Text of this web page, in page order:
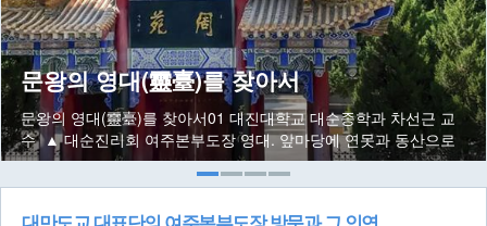
문왕의 영대(靈臺)를 찾아서
문왕의 영대(靈臺)를 찾아서01 대진대학교 대순종학과 차선근 교
수 ▲ 대순진리회 여주본부도장 영대. 앞마당에 연못과 동산으로
조경되어 있다 대순진리회 도장은 경건한 마음과 예의를 갖춰 다
녀야 하는 성역(聖域)이다. 이 가